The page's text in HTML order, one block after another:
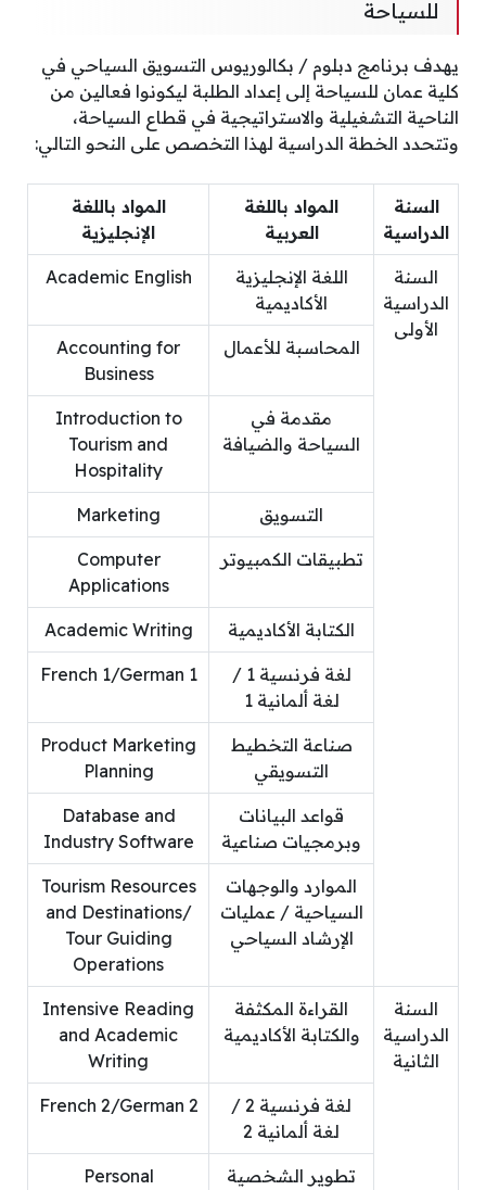
للسياحة
يهدف برنامج دبلوم / بكالوريوس التسويق السياحي في
كلية عمان للسياحة إلى إعداد الطلبة ليكونوا فعالين من
الناحية التشغيلية والاستراتيجية في قطاع السياحة،
وتتحدد الخطة الدراسية لهذا التخصص على النحو التالي:
السنة
الدراسية
المواد باللغة
العربية
المواد باللغة
الإنجليزية
السنة
الدراسية
الأولى
اللغة الإنجليزية
الأكاديمية
Academic English
المحاسبة للأعمال
Accounting for
Business
مقدمة في
السياحة والضيافة
Introduction to
Tourism and
Hospitality
التسويق Marketing
تطبيقات الكمبيوتر
Computer
Applications
الكتابة الأكاديمية Academic Writing
لغة فرنسية 1 /
لغة ألمانية 1
French 1/German 1
صناعة التخطيط
التسويقي
Product Marketing
Planning
قواعد البيانات
وبرمجيات صناعية
Database and
Industry Software
الموارد والوجهات
السياحية / عمليات
الإرشاد السياحي
Tourism Resources
and Destinations/
Tour Guiding
Operations
السنة
الدراسية
الثانية
القراءة المكثفة
والكتابة الأكاديمية
Intensive Reading
and Academic
Writing
لغة فرنسية 2 /
لغة ألمانية 2
French 2/German 2
تطوير الشخصية
Personal